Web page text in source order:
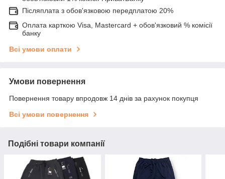
Післяплата з обов'язковою передплатою 20%
Оплата карткою Visa, Mastercard + обов'язковий % комісії
банку
Всі умови оплати
Умови повернення
Повернення товару впродовж 14 днів за рахунок покупця
Всі умови повернення
Подібні товари компанії